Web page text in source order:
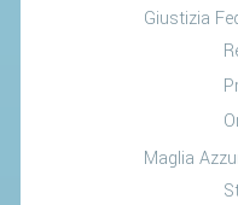
Giustizia
Maglia